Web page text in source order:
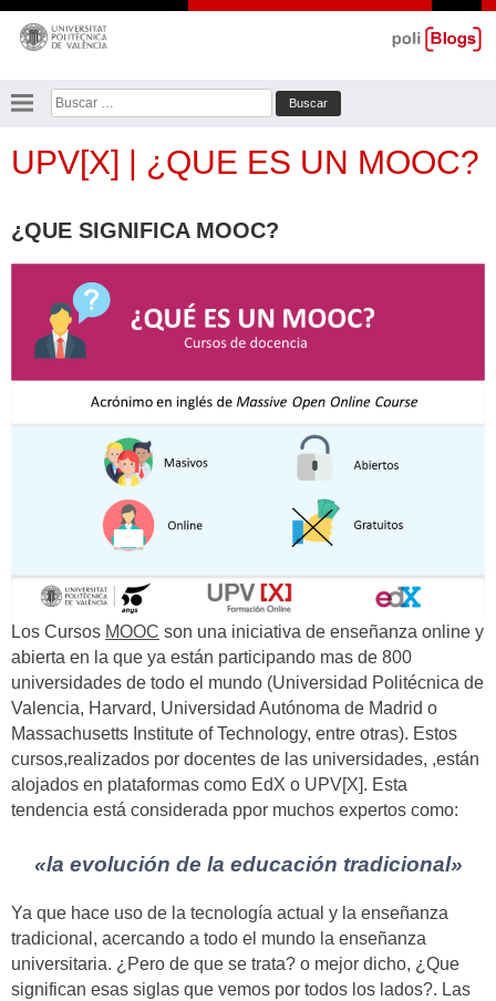
Saltar
contenido
Buscar:
UPV[X] | ¿QUE ES UN MOOC?
¿QUE SIGNIFICA MOOC?
Los Cursos MOOC son una iniciativa de enseñanza online y
abierta en la que ya están participando mas de 800
universidades de todo el mundo (Universidad Politécnica de
Valencia, Harvard, Universidad Autónoma de Madrid o
Massachusetts Institute of Technology, entre otras). Estos
cursos,realizados por docentes de las universidades, ,están
alojados en plataformas como EdX o UPV[X]. Esta
tendencia está considerada ppor muchos expertos como:
«la evolución de la educación tradicional»
Ya que hace uso de la tecnología actual y la enseñanza
tradicional, acercando a todo el mundo la enseñanza
universitaria. ¿Pero de que se trata? o mejor dicho, ¿Que
significan esas siglas que vemos por todos los lados?. Las